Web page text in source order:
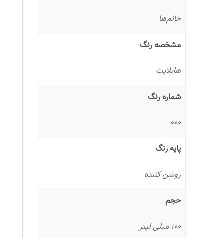
خانم‌ها
مشخصه رنگ
هایلایت
شماره رنگ
000
پایه رنگ
روشن کننده
حجم
100 میلی لیتر